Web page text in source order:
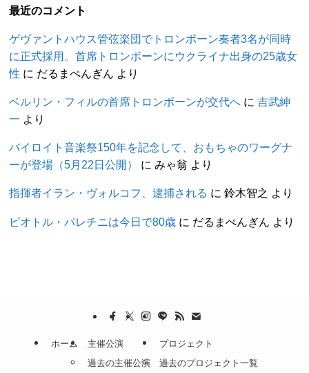
最近のコメント
ゲヴァントハウス管弦楽団でトロンボーン奏者3名が同時
に正式採用。首席トロンボーンにウクライナ出身の25歳女
性 に だるまぺんぎん より
ベルリン・フィルの首席トロンボーンが交代へ に吉武紳
一 より
バイロイト音楽祭150年を記念して、おもちゃのワーグナ
ーが登場（5月22日公開）
にみゃ翁 より
指揮者イラン・ヴォルコフ、逮捕される に鈴木智之 より
ピオトル・パレチニは今日で80歳 に だるまぺんぎん より
ホーム
主催公演
過去の主催公演
プロジェクト
過去のプロジェクト一覧